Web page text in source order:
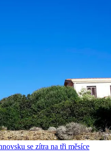
se zítra na tři měsíce